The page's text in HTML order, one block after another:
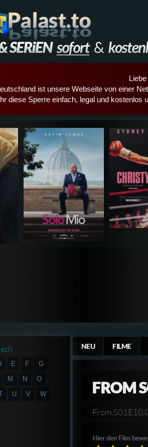
ist unsere Webseite von einer
diese Sperre einfach, legal und kostenlos
Details,Play
NEU FILME
FROM
Hier den Film
E F
G
M N
O
U V
W